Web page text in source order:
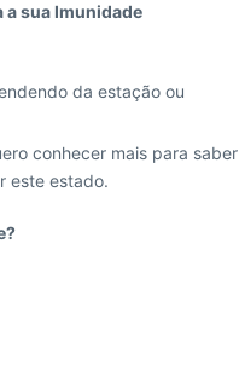
sua Imunidade
da estação ou
conhecer mais para saber
este estado.